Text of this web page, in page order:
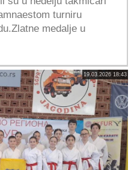
turniru
medalje u
19.03.2026 18:43